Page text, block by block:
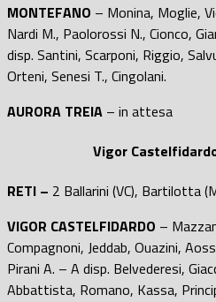
MONTEFANO – Monina, Moglie,
Nardi M., Paolorossi N., Cionco,
disp. Santini, Scarponi, Riggio,
Orteni, Senesi T., Cingolani.
AURORA TREIA – in attesa
Vigor
RETI – 2 Ballarini (VC), Bartilotta
VIGOR CASTELFIDARDO –
Compagnoni, Jeddab, Ouazini,
Pirani A. – A disp. Belvederesi,
Abbattista, Romano, Kassa,